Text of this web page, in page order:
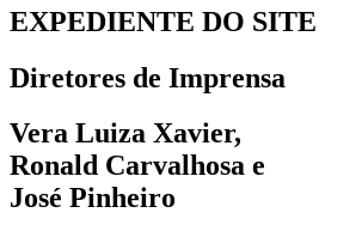
EXPEDIENTE DO SITE
Diretores de Imprensa
Vera Luiza Xavier,
Ronald Carvalhosa e
José Pinheiro